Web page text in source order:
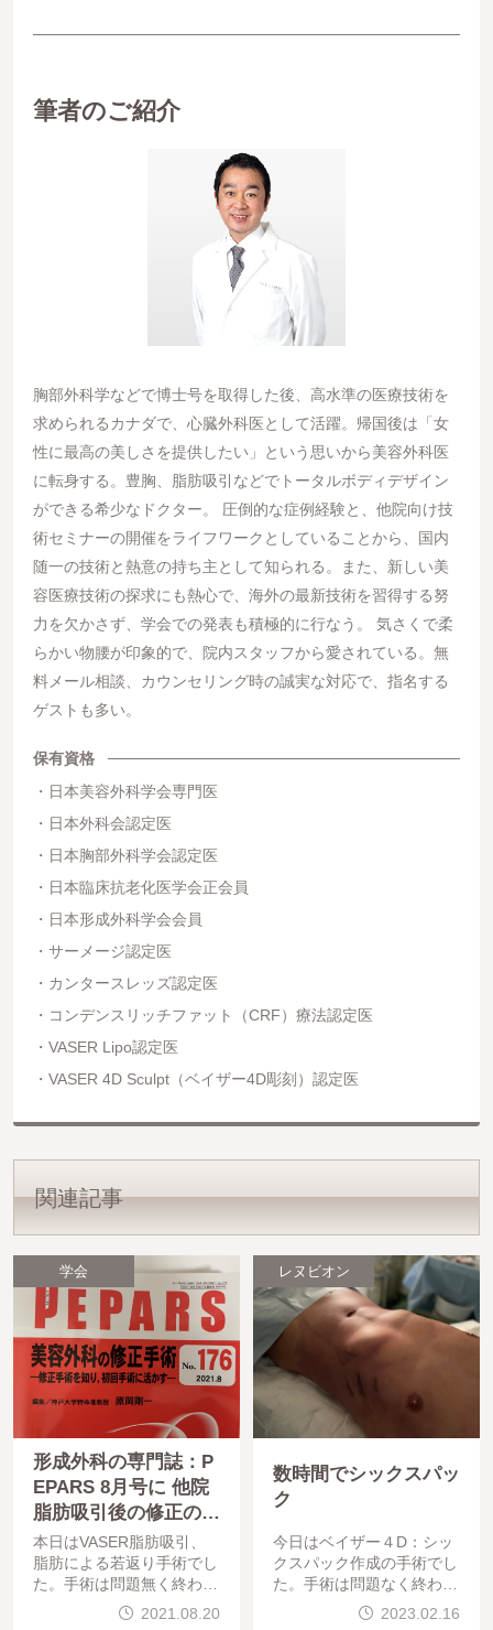
筆者のご紹介
胸部外科学などで博士号を取得した後、高水準の医療技術を
求められるカナダで、心臓外科医として活躍。帰国後は「女
性に最高の美しさを提供したい」という思いから美容外科医
に転身する。豊胸、脂肪吸引などでトータルボディデザイン
ができる希少なドクター。 圧倒的な症例経験と、他院向け技
術セミナーの開催をライフワークとしていることから、国内
随一の技術と熱意の持ち主として知られる。また、新しい美
容医療技術の探求にも熱心で、海外の最新技術を習得する努
力を欠かさず、学会での発表も積極的に行なう。 気さくで柔
らかい物腰が印象的で、院内スタッフから愛されている。無
料メール相談、カウンセリング時の誠実な対応で、指名する
ゲストも多い。
保有資格
日本美容外科学会専門医
日本外科会認定医
日本胸部外科学会認定医
日本臨床抗老化医学会正会員
日本形成外科学会会員
サーメージ認定医
カンタースレッズ認定医
コンデンスリッチファット（CRF）療法認定医
VASER Lipo認定医
VASER 4D Sculpt（ベイザー4D彫刻）認定医
関連記事
学会
形成外科の専門誌：P
EPARS 8月号に 他院
脂肪吸引後の修正の論
文掲載
本日はVASER脂肪吸引、
脂肪による若返り手術でし
た。手術は問題無く終わっ
ています。仕上がりを楽し
みにしていてください。今
2021.08.20
レヌビオン
数時間でシックスパッ
ク
今日はベイザー４D：シッ
クスパック作成の手術でし
た。手術は問題なく終わっ
ています。仕上がりを楽し
みにしていてください。本
2023.02.16